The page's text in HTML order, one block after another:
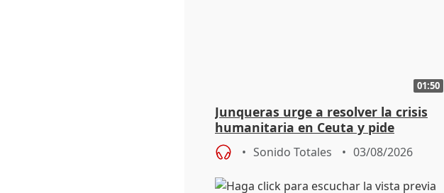
01:50
Junqueras urge a resolver la crisis
humanitaria en Ceuta y pide
responsabilidad a la UE
Sonido Totales 03/08/2026